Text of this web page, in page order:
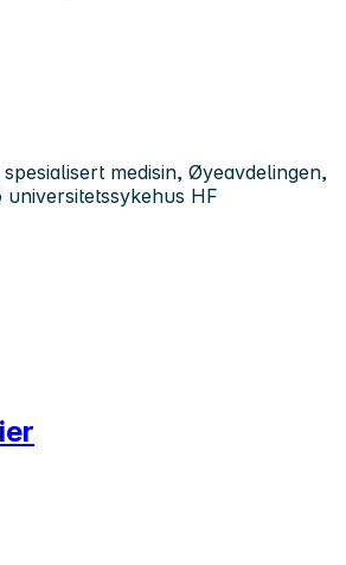
medisin, Øyeavdelingen,
HF